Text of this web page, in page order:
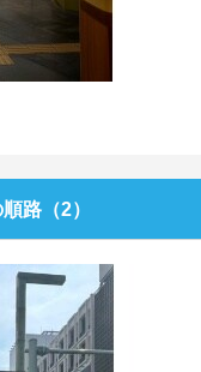
路（2）